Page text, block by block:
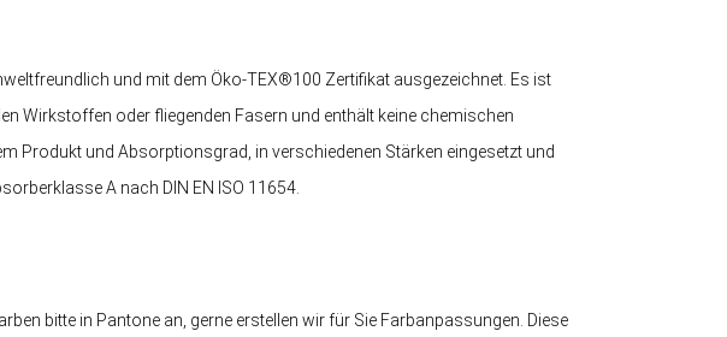
und mit dem Öko-TEX®100 Zertifikat ausgezeichnet. Es ist
Wirkstoffen oder fliegenden Fasern und enthält keine chemischen
Produkt und Absorptionsgrad, in verschiedenen Stärken eingesetzt und
A nach DIN EN ISO 11654.
bitte in Pantone an, gerne erstellen wir für Sie Farbanpassungen. Diese